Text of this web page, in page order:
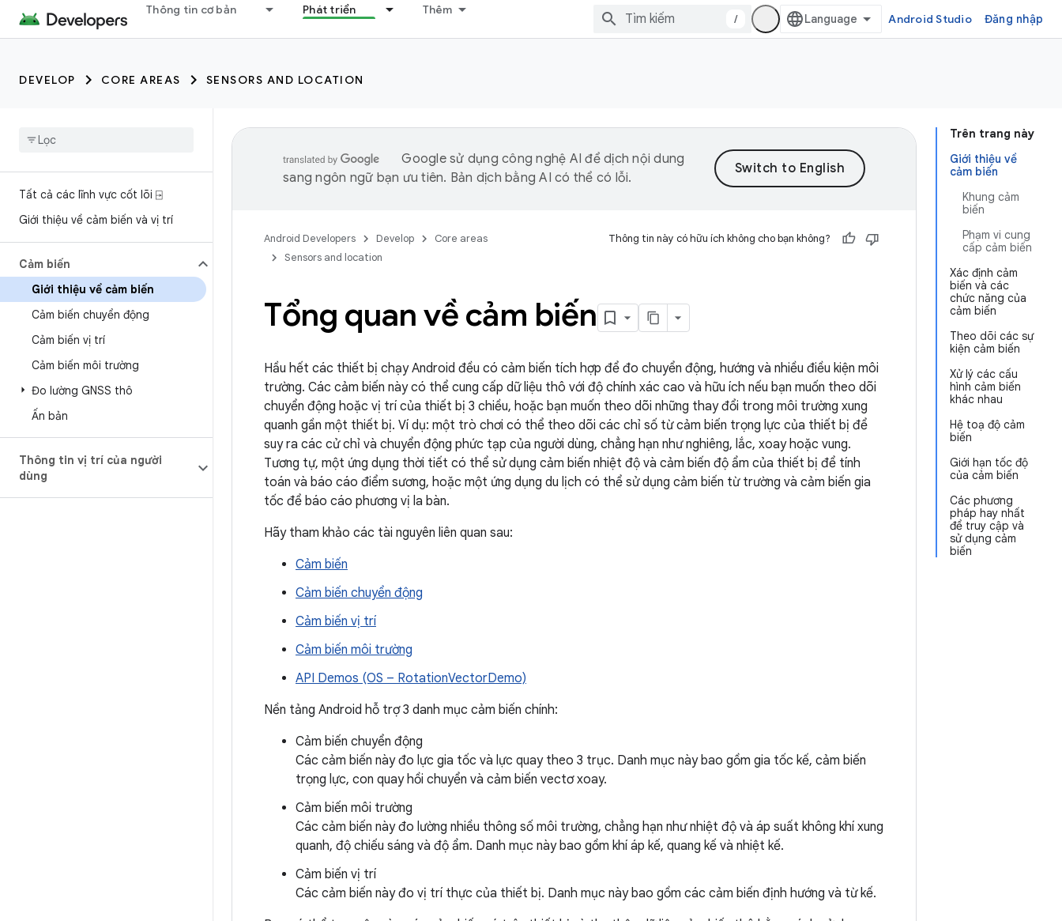
Thông tin cơ bản Phát triển Thêm
/ Android Studio Đăng nhập
DEVELOP CORE AREAS SENSORS AND LOCATION
Tất cả các lĩnh vực cốt lõi ⍈
Giới thiệu về cảm biến và vị trí
Cảm biến
Giới thiệu về cảm biến
Cảm biến chuyển động
Cảm biến vị trí
Cảm biến môi trường
Đo lường GNSS thô
Ấn bản
Thông tin vị trí của người
dùng
Trên trang này
Giới thiệu về
cảm biến
Khung cảm
biến
Phạm vi cung
cấp cảm biến
Xác định cảm
biến và các
chức năng của
cảm biến
Theo dõi các sự
kiện cảm biến
Xử lý các cấu
hình cảm biến
khác nhau
Hệ toạ độ cảm
biến
Giới hạn tốc độ
của cảm biến
Các phương
pháp hay nhất
để truy cập và
sử dụng cảm
biến
Google sử dụng công nghệ AI để dịch nội dung
sang ngôn ngữ bạn ưu tiên. Bản dịch bằng AI có thể có lỗi.
Android Developers Develop
Core areas
Sensors and location
Thông tin này có hữu ích không cho bạn không?
Tổng quan về cảm biến
Hầu hết các thiết bị chạy Android đều có cảm biến tích hợp để đo chuyển động, hướng và nhiều điều kiện môi
trường. Các cảm biến này có thể cung cấp dữ liệu thô với độ chính xác cao và hữu ích nếu bạn muốn theo dõi
chuyển động hoặc vị trí của thiết bị 3 chiều, hoặc bạn muốn theo dõi những thay đổi trong môi trường xung
quanh gần một thiết bị. Ví dụ: một trò chơi có thể theo dõi các chỉ số từ cảm biến trọng lực của thiết bị để
suy ra các cử chỉ và chuyển động phức tạp của người dùng, chẳng hạn như nghiêng, lắc, xoay hoặc vung.
Tương tự, một ứng dụng thời tiết có thể sử dụng cảm biến nhiệt độ và cảm biến độ ẩm của thiết bị để tính
toán và báo cáo điểm sương, hoặc một ứng dụng du lịch có thể sử dụng cảm biến từ trường và cảm biến gia
tốc để báo cáo phương vị la bàn.
Hãy tham khảo các tài nguyên liên quan sau:
Cảm biến
Cảm biến chuyển động
Cảm biến vị trí
Cảm biến môi trường
API Demos (OS – RotationVectorDemo)
Nền tảng Android hỗ trợ 3 danh mục cảm biến chính:
Cảm biến chuyển động
Các cảm biến này đo lực gia tốc và lực quay theo 3 trục. Danh mục này bao gồm gia tốc kế, cảm biến
trọng lực, con quay hồi chuyển và cảm biến vectơ xoay.
Cảm biến môi trường
Các cảm biến này đo lường nhiều thông số môi trường, chẳng hạn như nhiệt độ và áp suất không khí xung
quanh, độ chiếu sáng và độ ẩm. Danh mục này bao gồm khí áp kế, quang kế và nhiệt kế.
Cảm biến vị trí
Các cảm biến này đo vị trí thực của thiết bị. Danh mục này bao gồm các cảm biến định hướng và từ kế.